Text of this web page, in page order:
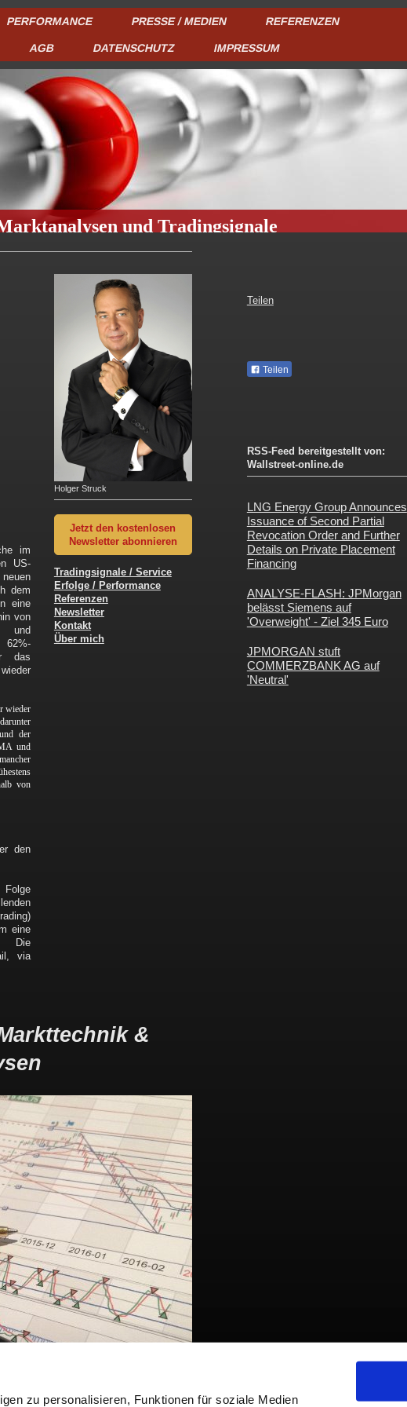
zu personalisieren, Funktionen für soziale Medien
PERFORMANCE PRESSE / MEDIEN REFERENZEN
AGB DATENSCHUTZ IMPRESSUM
und Tradingsignale
im
US-
dem
eine
von
und
62%-
das
wieder
der
und
von
den
eine
Die
via
Holger Struck
Jetzt den kostenlosen
Newsletter abonnieren
Tradingsignale / Service
Erfolge / Performance
Referenzen
Newsletter
Kontakt
Über mich
&
Teilen
Teilen
RSS-Feed bereitgestellt von:
Wallstreet-online.de
LNG Energy Group Announces
Issuance of Second Partial
Revocation Order and Further
Details on Private Placement
Financing
ANALYSE-FLASH: JPMorgan
belässt Siemens auf
'Overweight' - Ziel 345 Euro
JPMORGAN stuft
COMMERZBANK AG auf
'Neutral'